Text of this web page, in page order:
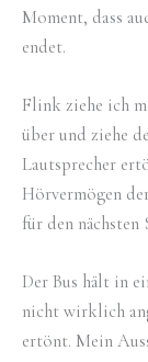
Moment, dass
endet.
Flink ziehe ich
über und ziehe
Lautsprecher
Hörvermögen
für den nächsten
Der Bus hält in
nicht wirklich
ertönt. Mein